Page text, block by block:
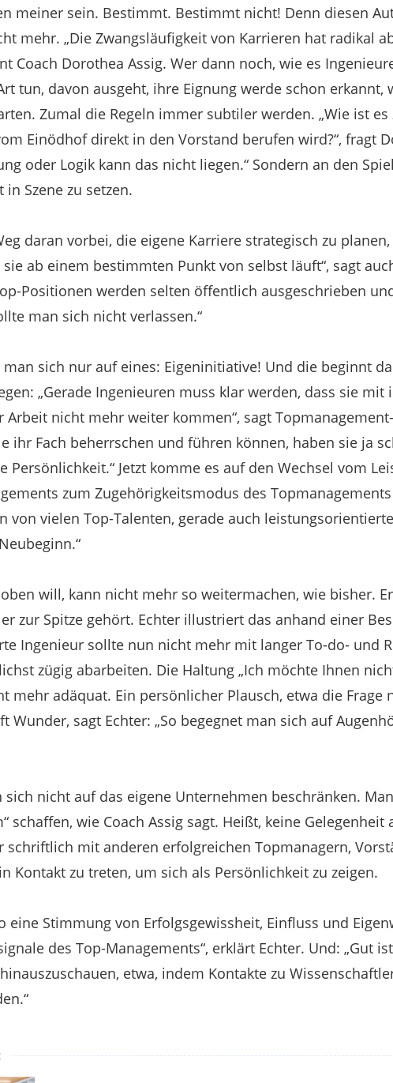
meiner sein. Bestimmt. Bestimmt nicht! Denn diesen
mehr. „Die Zwangsläufigkeit von Karrieren hat radikal
Coach Dorothea Assig. Wer dann noch, wie es
tun, davon ausgeht, ihre Eignung werde schon
Zumal die Regeln immer subtiler werden. „Wie ist es
Einödhof direkt in den Vorstand berufen wird?“, fragt
oder Logik kann das nicht liegen.“ Sondern an den
in Szene zu setzen.
daran vorbei, die eigene Karriere strategisch zu
sie ab einem bestimmten Punkt von selbst läuft“, sagt
Positionen werden selten öffentlich ausgeschrieben
man sich nicht verlassen.“
man sich nur auf eines: Eigeninitiative! Und die beginnt
„Gerade Ingenieuren muss klar werden, dass sie
Arbeit nicht mehr weiter kommen“, sagt
ihr Fach beherrschen und führen können, haben sie ja
Persönlichkeit.“ Jetzt komme es auf den Wechsel vom
zum Zugehörigkeitsmodus des Topmanagements
von vielen Top-Talenten, gerade auch
will, kann nicht mehr so weitermachen, wie bisher.
zur Spitze gehört. Echter illustriert das anhand einer
Ingenieur sollte nun nicht mehr mit langer To-do- und
zügig abarbeiten. Die Haltung „Ich möchte Ihnen
mehr adäquat. Ein persönlicher Plausch, etwa die Frage
Wunder, sagt Echter: „So begegnet man sich auf
sich nicht auf das eigene Unternehmen beschränken.
schaffen, wie Coach Assig sagt. Heißt, keine Gelegenheit
schriftlich mit anderen erfolgreichen Topmanagern,
Kontakt zu treten, um sich als Persönlichkeit zu zeigen.
eine Stimmung von Erfolgsgewissheit, Einfluss und
des Top-Managements“, erklärt Echter. Und: „Gut
etwa, indem Kontakte zu